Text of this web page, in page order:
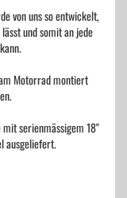
von uns so entwickelt,
und somit an jede
Motorrad montiert
serienmässigem 18"
ausgeliefert.